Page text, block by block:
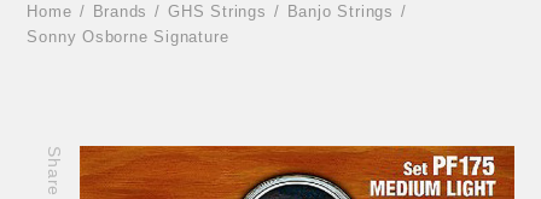
Home Brands GHS Strings
Banjo Strings
Sonny Osborne Signature
Share